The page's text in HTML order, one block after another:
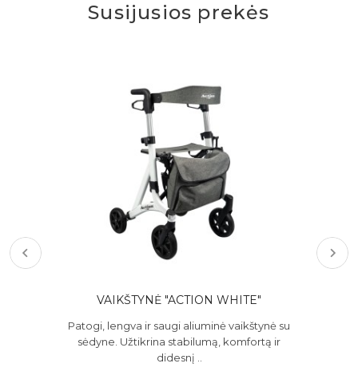
Susijusios prekės
VAIKŠTYNĖ "ACTION WHITE"
Patogi, lengva ir saugi aliuminė vaikštynė su
sėdyne. Užtikrina stabilumą, komfortą ir
didesnį ..